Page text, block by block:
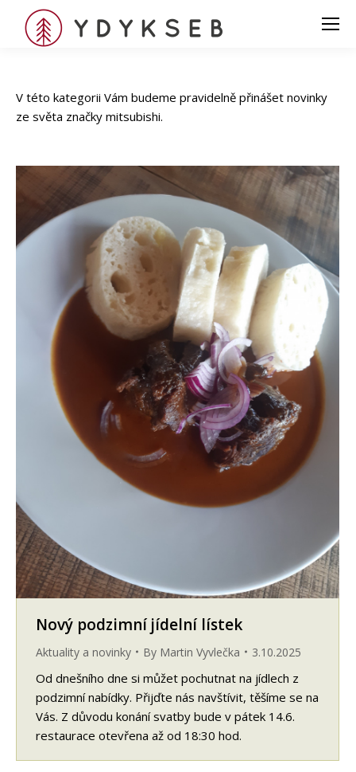
V této kategorii Vám budeme pravidelně přinášet novinky
ze světa značky mitsubishi.
Nový podzimní jídelní lístek
Aktuality a novinky By Martin Vyvlečka 3.10.2025
Od dnešního dne si můžet pochutnat na jídlech z
podzimní nabídky. Přijďte nás navštívit, těšíme se na
Vás. Z důvodu konání svatby bude v pátek 14.6.
restaurace otevřena až od 18:30 hod.